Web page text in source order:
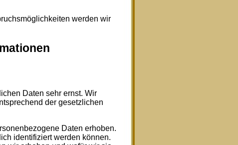
werden wir
Daten sehr ernst. Wir
der gesetzlichen
Daten erhoben.
identifiziert werden können.